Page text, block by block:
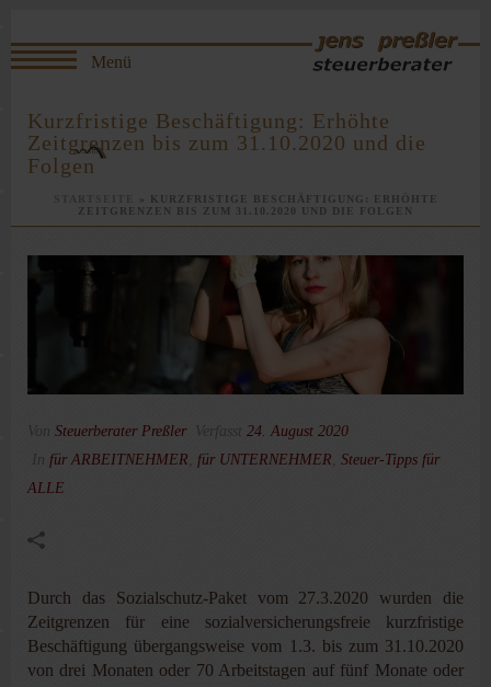
Kurzfristige Beschäftigung: Erhöhte
Zeitgrenzen bis zum 31.10.2020 und die
Folgen
»
KURZFRISTIGE BESCHÄFTIGUNG: ERHÖHTE
ZEITGRENZEN BIS ZUM 31.10.2020 UND DIE FOLGEN
Von Steuerberater Preßler Verfasst 24. August 2020
In für ARBEITNEHMER für UNTERNEHMER Steuer-Tipps für
ALLE
Durch das Sozialschutz-Paket vom 27.3.2020 wurden die
Zeitgrenzen für eine sozialversicherungsfreie kurzfristige
Beschäftigung übergangsweise vom 1.3. bis zum 31.10.2020
von drei Monaten oder 70 Arbeitstagen auf fünf Monate oder